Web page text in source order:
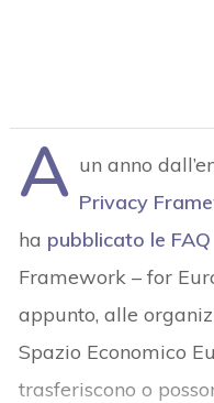
A un anno
Privacy
ha pubblicato le FAQ
Framework – for
appunto, alle
Spazio Economico
trasferiscono o